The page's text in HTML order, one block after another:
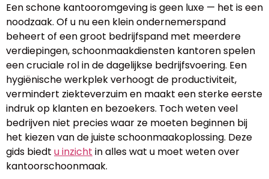
Een schone kantooromgeving is geen luxe — het is een
noodzaak. Of u nu een klein ondernemerspand
beheert of een groot bedrijfspand met meerdere
verdiepingen, schoonmaakdiensten kantoren spelen
een cruciale rol in de dagelijkse bedrijfsvoering. Een
hygiënische werkplek verhoogt de productiviteit,
vermindert ziekteverzuim en maakt een sterke eerste
indruk op klanten en bezoekers. Toch weten veel
bedrijven niet precies waar ze moeten beginnen bij
het kiezen van de juiste schoonmaakoplossing. Deze
gids biedt u inzicht in alles wat u moet weten over
kantoorschoonmaak.